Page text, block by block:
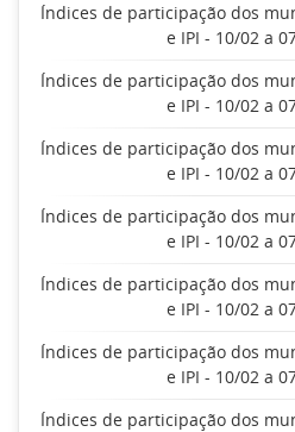
Índices de participação dos
e IPI - 10/02 a
Índices de participação dos
e IPI - 10/02 a
Índices de participação dos
e IPI - 10/02 a
Índices de participação dos
e IPI - 10/02 a
Índices de participação dos
e IPI - 10/02 a
Índices de participação dos
e IPI - 10/02 a
Índices de participação dos